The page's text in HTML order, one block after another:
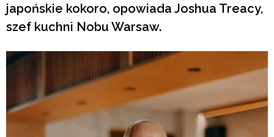
japońskie kokoro, opowiada Joshua Treacy,
szef kuchni Nobu Warsaw.